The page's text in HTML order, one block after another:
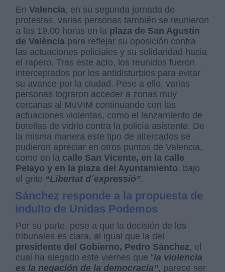
EnValencia, en su segunda jornada de
protestas, varias personas también se reunieron
a las 19.00 horas en la plaza de San Agustín
de València para reflejar su oposición contra
las actuaciones policiales y su solidaridad hacia
el rapero. Tras este acto, los reunidos fueron
interceptados por los antidisturbios para evitar
su avance por la ciudad. Pese a ello, varias
personas lograron acceder a zonas muy
cercanas al MuVIM continuando con las
actuaciones violentas, como el lanzamiento de
botellas de vidrio contra la policía asistente. De
la misma manera este tipo de altercados se
pudieron apreciar en otros puntos de Valencia,
como en la calle San Vicente, en la calle
Pelayo y en la plaza del Ayuntamiento, bajo
el grito “Libertat d´expressió”.
Sánchez responde a la propuesta de
indulto de Unidas Podemos
Por su parte, pese a que la decisión de los
tribunales es clara, al igual que la del
presidente del Gobierno, Pedro Sánchez, el
cual ha alegado este viernes que “la violencia
es la negación de la democracia”, parece ser